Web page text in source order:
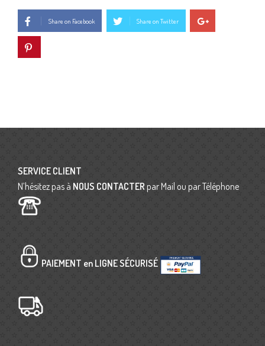
Share on Facebook Share on Twitter
SERVICE CLIENT
N’hésitez pas à NOUS CONTACTER par Mail ou par Téléphone
PAIEMENT en LIGNE SÉCURISÉ